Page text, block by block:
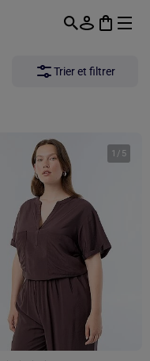
Trier et filtrer
1 / 5